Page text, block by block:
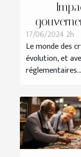
des
17/06/2024 2h
Le monde des
évolution, et
réglementaires...